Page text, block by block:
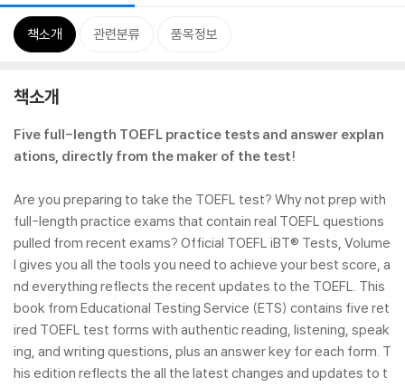
책소개 관련분류 품목정보
책소개
Five full-length TOEFL practice tests and answer explan
ations, directly from the maker of the test!
Are you preparing to take the TOEFL test? Why not prep with
full-length practice exams that contain real TOEFL questions
pulled from recent exams? Official TOEFL iBT® Tests, Volume
I gives you all the tools you need to achieve your best score, a
nd everything reflects the recent updates to the TOEFL. This
book from Educational Testing Service (ETS) contains five ret
ired TOEFL test forms with authentic reading, listening, speak
ing, and writing questions, plus an answer key for each form. T
his edition reflects the all the latest changes and updates to t